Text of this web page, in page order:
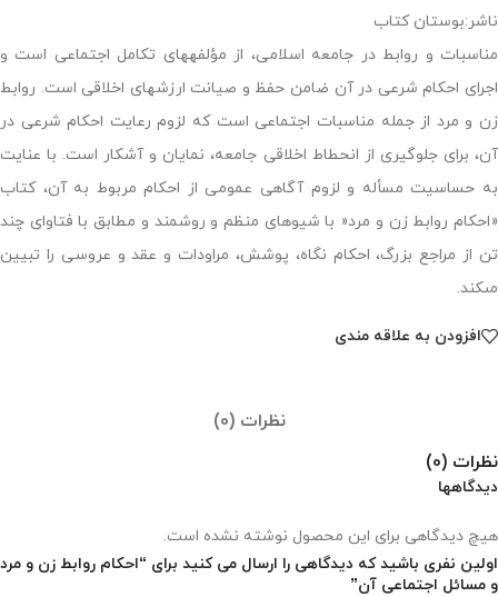
ناشر:بوستان کتاب
مناسبات و روابط در جامعه اسلامى، از مؤلفه‏هاى تکامل اجتماعى است و
اجراى احکام شرعى در آن ضامن حفظ و صیانت ارزش‏هاى اخلاقى است. روابط
زن و مرد از جمله مناسبات اجتماعى است که لزوم رعایت احکام شرعى در
آن، براى جلوگیرى از انحطاط اخلاقى جامعه، نمایان و آشکار است. با عنایت
به حساسیت مسأله و لزوم آگاهى عمومى از احکام مربوط به آن، کتاب
«احکام روابط زن و مرد« با شیوه‏اى منظم و روشمند و مطابق با فتاواى چند
تن از مراجع بزرگ، احکام نگاه، پوشش، مراودات و عقد و عروسى را تبیین
مى‏کند.
افزودن به علاقه مندی
نظرات (0)
نظرات (0)
دیدگاهها
هیچ دیدگاهی برای این محصول نوشته نشده است.
اولین نفری باشید که دیدگاهی را ارسال می کنید برای “احکام روابط زن و مرد
و مسائل اجتماعی آن”